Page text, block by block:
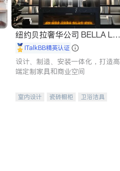
纽约贝拉奢华公司 BELLA LUX
E iTalkBB精英认证
设计、制造、安装一体化，打造高
端定制家具和商业空间
室内设计 瓷砖橱柜
卫浴洁具